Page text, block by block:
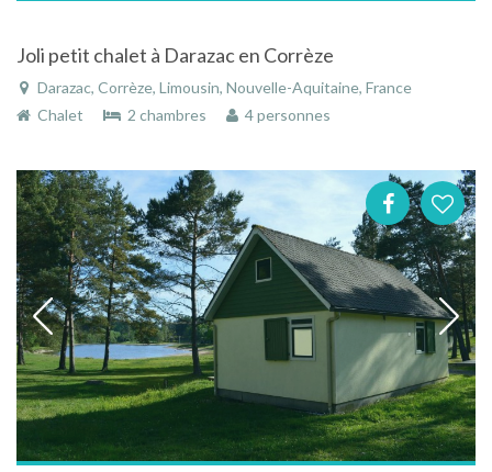
Joli petit chalet à Darazac en Corrèze
Darazac, Corrèze, Limousin, Nouvelle-Aquitaine, France
Chalet
2 chambres 4 personnes